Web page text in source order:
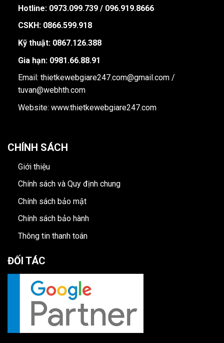
Hotline: 0973.099.739 / 096.919.8666
CSKH: 0866.599.918
Kỹ thuật: 0867.126.388
Gia hạn: 0981.66.88.91
Email: thietkewebgiare247.com@gmail.com /
tuvan@webhth.com
Website: www.thietkewebgiare247.com
CHÍNH SÁCH
Giới thiệu
Chính sách và Quy định chung
Chính sách bảo mật
Chính sách bảo hành
Thông tin thanh toán
ĐỐI TÁC